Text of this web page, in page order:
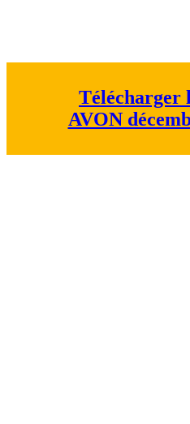
Télécharger
AVON